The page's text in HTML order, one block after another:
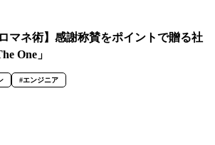
マネ術】感謝称賛をポイントで贈る社
One」
#エンジニア